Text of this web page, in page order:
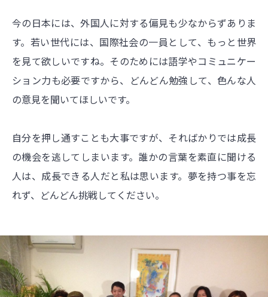
今の日本には、外国人に対する偏見も少なからずありま
す。若い世代には、国際社会の一員として、もっと世界
を見て欲しいですね。そのためには語学やコミュニケー
ション力も必要ですから、どんどん勉強して、色んな人
の意見を聞いてほしいです。
自分を押し通すことも大事ですが、そればかりでは成長
の機会を逃してしまいます。誰かの言葉を素直に聞ける
人は、成長できる人だと私は思います。夢を持つ事を忘
れず、どんどん挑戦してください。